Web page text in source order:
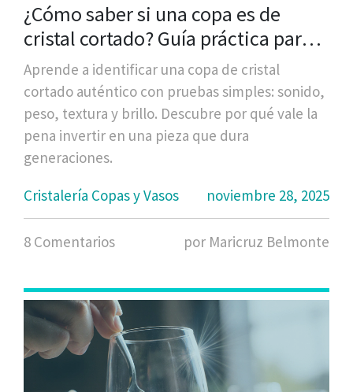
¿Cómo saber si una copa es de
cristal cortado? Guía práctica para
identificar cristal de calidad
Aprende a identificar una copa de cristal
cortado auténtico con pruebas simples: sonido,
peso, textura y brillo. Descubre por qué vale la
pena invertir en una pieza que dura
generaciones.
Cristalería Copas y Vasos
noviembre 28, 2025
8 Comentarios por Maricruz Belmonte